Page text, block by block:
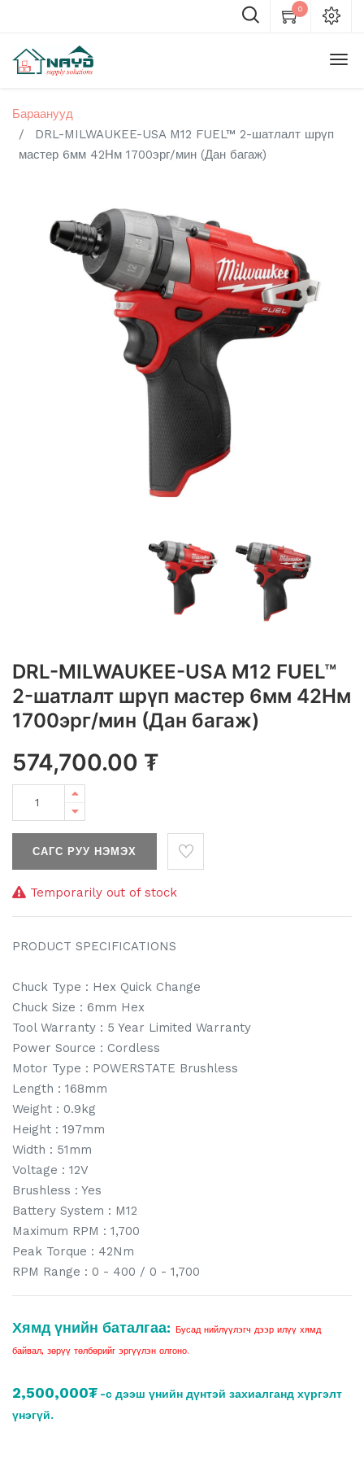
0
Бараанууд
DRL-MILWAUKEE-USA M12 FUEL™ 2-шатлалт шрүп
мастер 6мм 42Нм 1700эрг/мин (Дан багаж)
DRL-MILWAUKEE-USA M12 FUEL™
2-шатлалт шрүп мастер 6мм 42Нм
1700эрг/мин (Дан багаж)
574,700.00 ₮
САГС РУУ НЭМЭХ
Temporarily out of stock
PRODUCT SPECIFICATIONS
Chuck Type : Hex Quick Change
Chuck Size : 6mm Hex
Tool Warranty : 5 Year Limited Warranty
Power Source : Cordless
Motor Type : POWERSTATE Brushless
Length : 168mm
Weight : 0.9kg
Height : 197mm
Width : 51mm
Voltage : 12V
Brushless : Yes
Battery System : M12
Maximum RPM : 1,700
Peak Torque : 42Nm
RPM Range : 0 - 400 / 0 - 1,700
Хямд үнийн баталгаа: Бусад нийлүүлэгч дээр илүү хямд
байвал, зөрүү төлбөрийг эргүүлэн олгоно.
2,500,000₮ -с дээш үнийн дүнтэй захиалганд хүргэлт
үнэгүй.